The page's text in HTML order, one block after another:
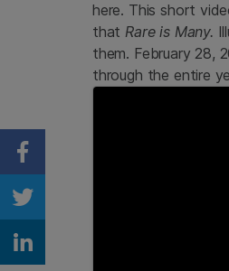
here. This short
that Rare is Many.
them. February 28,
through the entire
Share on Facebook
Share on Twitter
Share on Linkedin